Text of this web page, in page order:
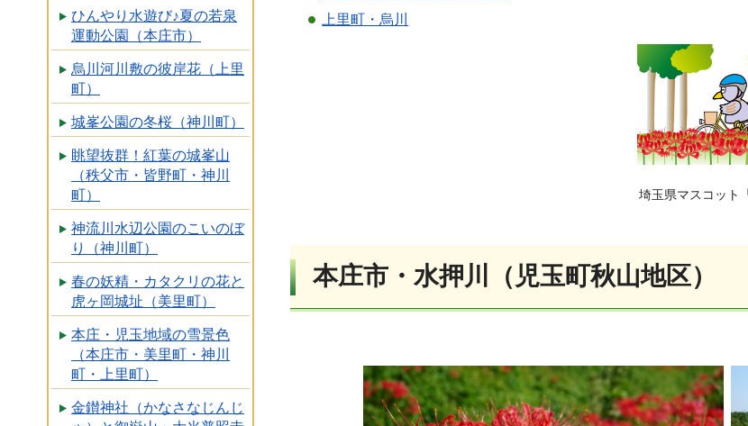
ひんやり水遊び♪夏の若泉
運動公園（本庄市）
烏川河川敷の彼岸花（上里
町）
城峯公園の冬桜（神川町）
眺望抜群！紅葉の城峯山
（秩父市・皆野町・神川
町）
神流川水辺公園のこいのぼ
り（神川町）
春の妖精・カタクリの花と
虎ヶ岡城址（美里町）
本庄・児玉地域の雪景色
（本庄市・美里町・神川
町・上里町）
金鑚神社（かなさなじんじ
上里町・烏川
埼玉県マスコット
本庄市・水押川（児玉町秋山地区）